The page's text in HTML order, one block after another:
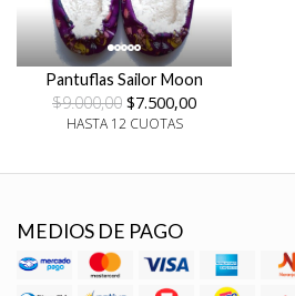
Pantuflas Sailor Moon
$9.000,00 $7.500,00
HASTA 12 CUOTAS
MEDIOS DE PAGO